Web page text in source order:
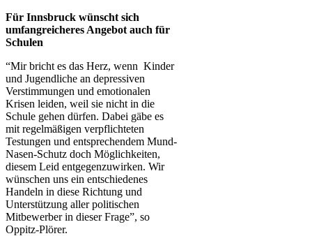
Für Innsbruck wünscht sich
umfangreicheres Angebot auch für
Schulen
“Mir bricht es das Herz, wenn Kinder
und Jugendliche an depressiven
Verstimmungen und emotionalen
Krisen leiden, weil sie nicht in die
Schule gehen dürfen. Dabei gäbe es
mit regelmäßigen verpflichteten
Testungen und entsprechendem Mund-
Nasen-Schutz doch Möglichkeiten,
diesem Leid entgegenzuwirken. Wir
wünschen uns ein entschiedenes
Handeln in diese Richtung und
Unterstützung aller politischen
Mitbewerber in dieser Frage”, so
Oppitz-Plörer.